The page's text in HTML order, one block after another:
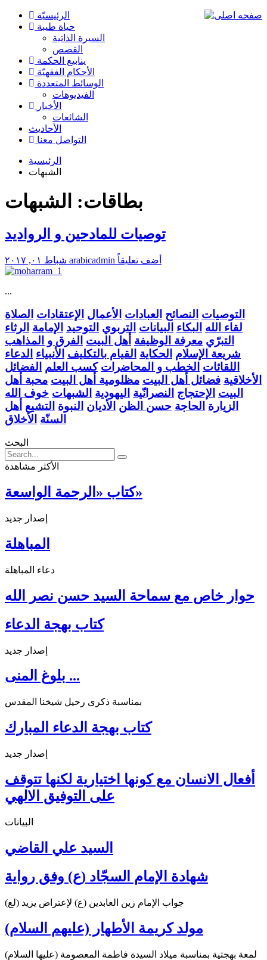
الرئیسیّة
حياة طيبة
السيرة الذاتية
القصص
ينابيع الحكمة
الأحکام الفقهیّة
الوسائط المتعددة
الفیدیوهات
الأخبار
الشائعات
الأحادیث
التواصل معنا
الرئيسية
الشبهات
بطاقات: الشبهات
توصيات للمادحين و الرواديد
arabicadmin أضف تعليقاً
...
التوصيات النصائح العبادات الأعمال الإعتقادات الصلاة
لقاء الله البكاء البيانات التربوي التوحيد الإمامة الرثاء
التبرّي معرفة الوظيفة أهل البيت الفرق و المذاهب
شريعة الإسلام الحكاية القيام بالتكليف الأنبياء الدعاء
اللقائات الخطب و المحاضرات كسب العلم
الفضائل
الأخلاقية فضائل أهل البيت مظلومية أهل البيت محبة أهل
البيت الإحتجاج النصرانّية اليهودية الشبهات خوف الله
الزيارة الحاجة حسن الظن الأديان النبوة التشيع أهل
السنّة الأخلاق
البحث
الأكثر مشاهدة
كتاب «الرحمة الواسعة»
إصدار جديد
المباهلة
دعاء المباهلة
حوار خاص مع سماحة السيد حسن نصر الله
كتاب بهجة الدعاء
إصدار جديد
بلوغ المنى ...
بمناسبة ذكرى رحيل شيخنا المقدس
كتاب بهجة الدعاء المبارك
إصدار جديد
أفعال الانسان مع كونها اختيارية لكنها تتوقف
على التوفيق الالهي
البيانات
السيد علي القاضي
شهادة الإمام السجّاد (ع) وفق رواية
جواب الإمام زين العابدين (ع) لإعتراض يزيد (لع)
مولد كريمة الأطهار (عليهم السلام)
لمعة بهجتية بمناسبة ميلاد السيدة فاطمة المعصومة (عليها السلام)